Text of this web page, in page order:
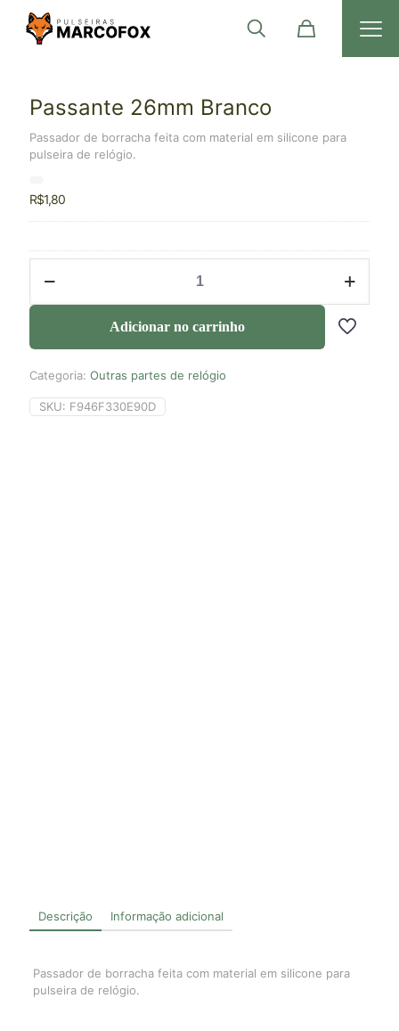
Descrição Informação adicional
Passador de borracha feita com material em silicone para
pulseira de relógio.
Passante 26mm Branco
Passador de borracha feita com material em silicone para
pulseira de relógio.
R$1,80
Adicionar no carrinho
Categoria: Outras partes de relógio
SKU: F946F330E90D